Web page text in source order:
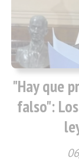
"Hay que
falso":